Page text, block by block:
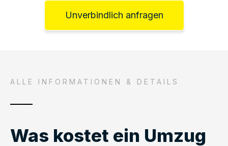
Unverbindlich anfragen
ALLE INFORMATIONEN & DETAILS
Was kostet ein Umzug